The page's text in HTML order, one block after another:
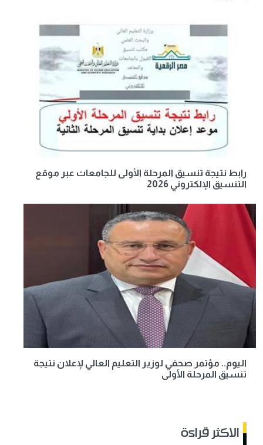
رابط نتيجة تنسيق المرحلة الأولى للجامعات عبر موقع
التنسيق الإلكتروني 2026
اليوم.. مؤتمر صحفي لوزير التعليم العالي لإعلان نتيجة
تنسيق المرحلة الأولى
الاكثر قراءة